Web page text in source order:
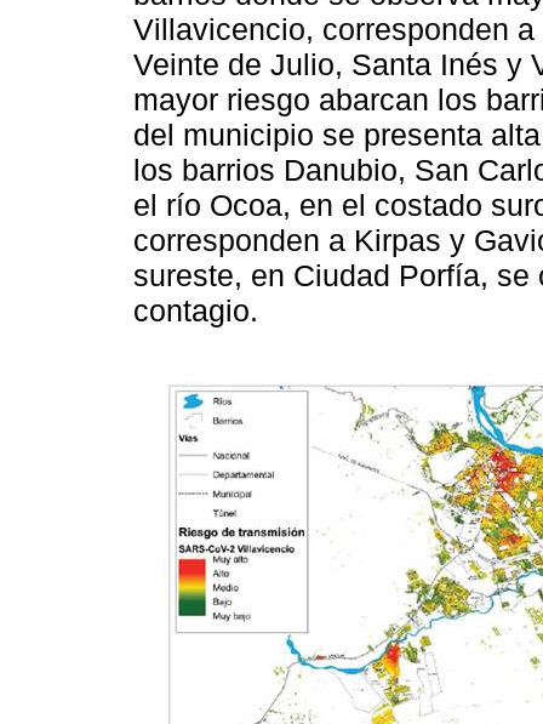
Villavicencio, corresponden
Veinte de Julio, Santa Inés y
mayor riesgo abarcan los
del municipio se presenta
los barrios Danubio, San
el río Ocoa, en el costado
corresponden a Kirpas y
sureste, en Ciudad Porfía,
contagio.